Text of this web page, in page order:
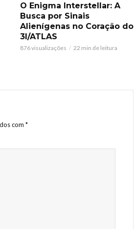
O Enigma Interstellar: A
Busca por Sinais
Alienígenas no Coração do
3I/ATLAS
876 visualizações 22 min de leitura
com *